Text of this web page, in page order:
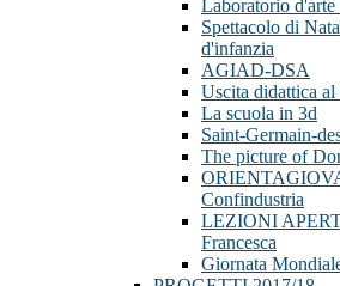
Laboratorio d'arte
Spettacolo di
d'infanzia
AGIAD-DSA
Uscita didattica al
La scuola in 3d
Saint-Germain-
The picture of
Confindustria
LEZIONI
Francesca
Giornata